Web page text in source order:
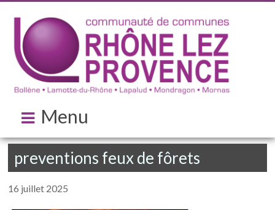
Menu
preventions feux de fôrets
16 juillet 2025